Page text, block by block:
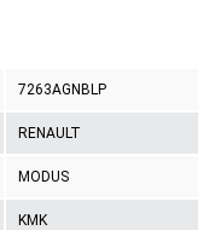
7263AGNBLP
RENAULT
MODUS
KMK